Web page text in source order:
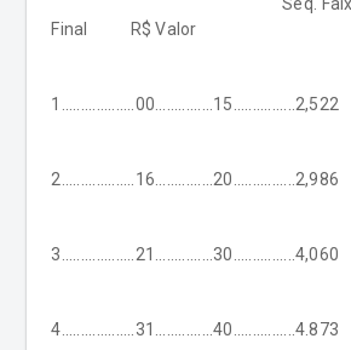
Final R$ Valor
2...................16...............20................2,986
3...................21...............30................4,060
4...................31...............40................4.873